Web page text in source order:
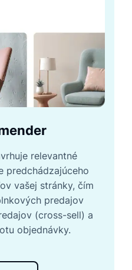
relevantné
predchádzajúceho
vašej stránky, čím
predajov
(cross-sell) a
objednávky.